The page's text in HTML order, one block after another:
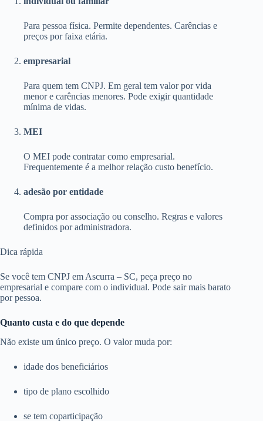
Para pessoa física. Permite dependentes. Carências e
preços por faixa etária.
empresarial
Para quem tem CNPJ. Em geral tem valor por vida
menor e carências menores. Pode exigir quantidade
mínima de vidas.
MEI
O MEI pode contratar como empresarial.
Frequentemente é a melhor relação custo benefício.
adesão por entidade
Compra por associação ou conselho. Regras e valores
definidos por administradora.
Dica rápida
Se você tem CNPJ em Ascurra – SC, peça preço no
empresarial e compare com o individual. Pode sair mais barato
por pessoa.
Quanto custa e do que depende
Não existe um único preço. O valor muda por:
idade dos beneficiários
tipo de plano escolhido
se tem coparticipação